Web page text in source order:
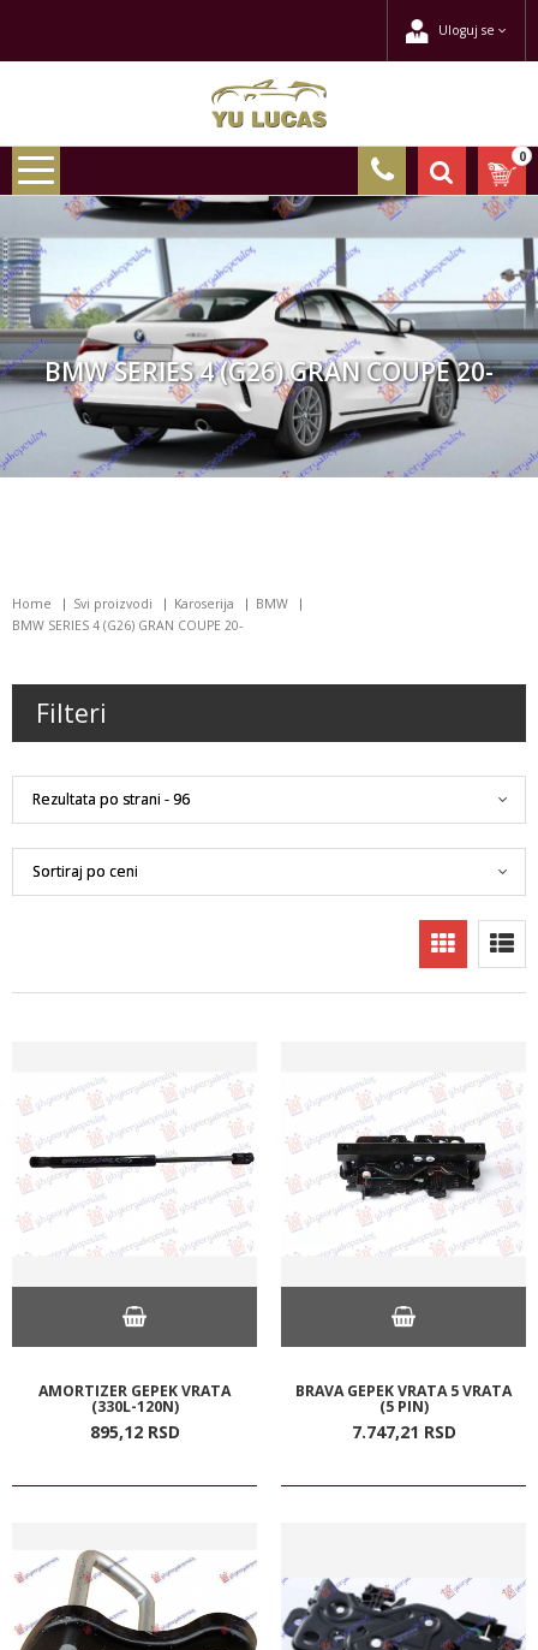
Uloguj se
0
BMW SERIES 4 (G26) GRAN COUPE 20-
Home Svi proizvodi Karoserija
BMW
BMW SERIES 4 (G26) GRAN COUPE 20-
Filteri
AMORTIZER GEPEK VRATA
(330L-120N)
895,12 RSD
BRAVA GEPEK VRATA 5 VRATA
(5 PIN)
7.747,21 RSD